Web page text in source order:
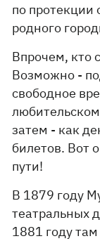
по протекции
родного
Впрочем, кто
Возможно -
свободное
затем - как
билетов. Вот
пути!
В 1879 году
театральных
1881 году